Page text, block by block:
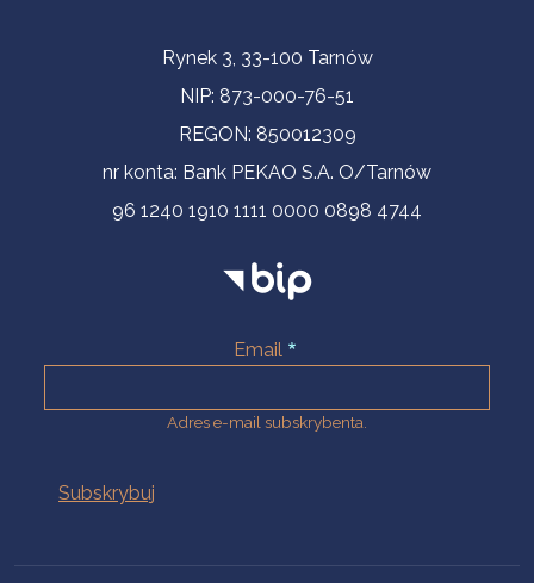
Informacje kontaktoweRynek 3, 33-100 Tarnów
NIP: 873-000-76-51
REGON: 850012309
nr konta: Bank PEKAO S.A. O/Tarnów
96 1240 1910 1111 0000 0898 4744
Email
Adres e-mail subskrybenta.